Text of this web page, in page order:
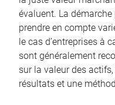
évaluent. La
prendre en compte
le cas d’entreprises à
sont généralement
sur la valeur des
résultats et une